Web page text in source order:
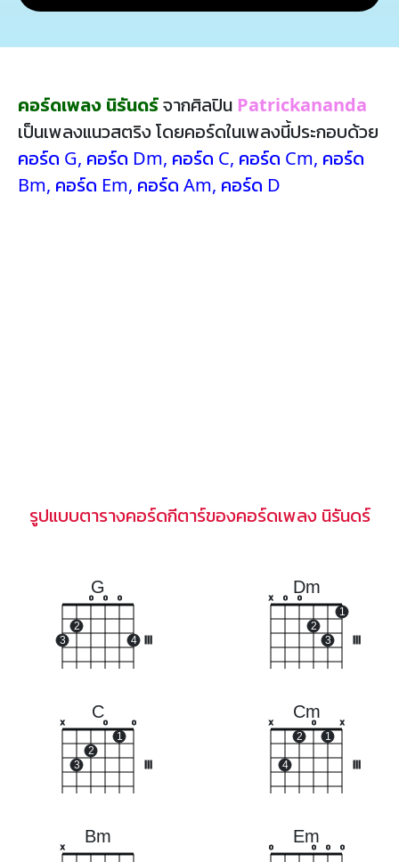
คอร์ดเพลง นิรันดร์จากศิลปิน Patrickananda
เป็นเพลงแนวสตริง โดยคอร์ดในเพลงนี้ประกอบด้วย
คอร์ด G, คอร์ด Dm, คอร์ด C, คอร์ด Cm, คอร์ด
Bm, คอร์ด Em, คอร์ด Am, คอร์ด D
รูปแบบตารางคอร์ดกีตาร์ของคอร์ดเพลง นิรันดร์
G
3
2
o o o
4
Dm
x o o
2
3
1
C
x
3
2
o
1
o
Cm
x
4
2
o
1
x
Bm
x
Em
o o o o